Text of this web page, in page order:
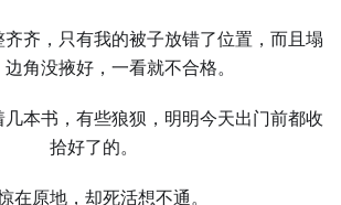
齐，只有我的被子放错了位置，而且塌
角没掖好，一看就不合格。
本书，有些狼狈，明明今天出门前都收
拾好了的。
在原地，却死活想不通。